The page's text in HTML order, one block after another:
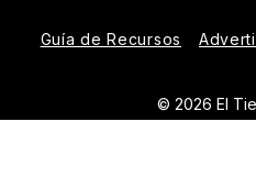
Guía de Recursos
© 2026 El